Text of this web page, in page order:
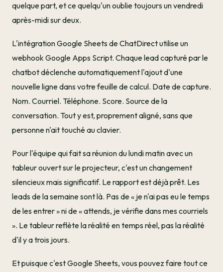
quelque part, et ce quelqu'un oublie toujours un vendredi
après-midi sur deux.
L'intégration Google Sheets de ChatDirect utilise un
webhook Google Apps Script. Chaque lead capturé par le
chatbot déclenche automatiquement l'ajout d'une
nouvelle ligne dans votre feuille de calcul. Date de capture.
Nom. Courriel. Téléphone. Score. Source de la
conversation. Tout y est, proprement aligné, sans que
personne n'ait touché au clavier.
Pour l'équipe qui fait sa réunion du lundi matin avec un
tableur ouvert sur le projecteur, c'est un changement
silencieux mais significatif. Le rapport est déjà prêt. Les
leads de la semaine sont là. Pas de « je n'ai pas eu le temps
de les entrer » ni de « attends, je vérifie dans mes courriels
». Le tableur reflète la réalité en temps réel, pas la réalité
d'il y a trois jours.
Et puisque c'est Google Sheets, vous pouvez faire tout ce